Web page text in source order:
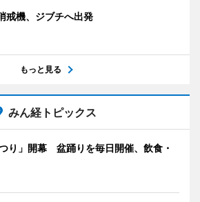
戒機、ジブチへ出発
もっと見る
みん経トピックス
り」開幕 盆踊りを毎日開催、飲食・